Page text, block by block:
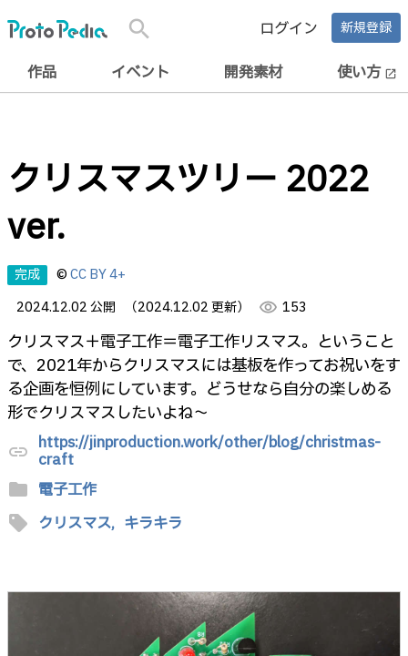
search ログイン 新規登録
作品 イベント 開発素材 使い方 open_in_new
クリスマスツリー 2022
ver.
完成 ©CC BY 4+
2024.12.02 公開
（2024.12.02 更新） visibility 153
クリスマス＋電子工作＝電子工作リスマス。ということ
で、2021年からクリスマスには基板を作ってお祝いをす
る企画を恒例にしています。どうせなら自分の楽しめる
形でクリスマスしたいよね〜
link https://jinproduction.work/other/blog/christmas-
craft
folder 電子工作
sell クリスマス, キラキラ